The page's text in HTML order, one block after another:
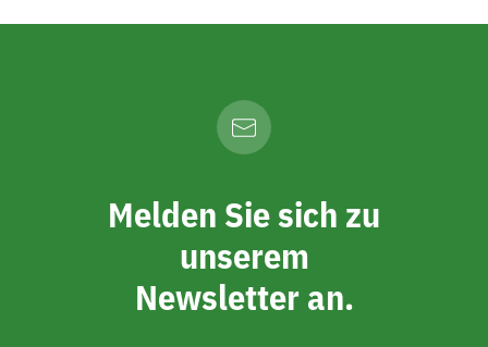
Melden Sie sich zu
unserem
Newsletter an.